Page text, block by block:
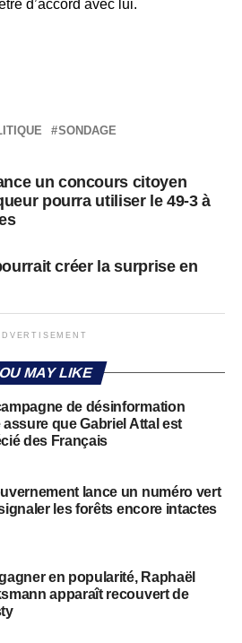
d’accord avec lui.
SONDAGE
un concours citoyen
pourra utiliser le 49-3 à
créer la surprise en
MAY LIKE
de désinformation
assure que Gabriel Attal est
des Français
lance un numéro vert
les forêts encore intactes
en popularité, Raphaël
apparaît recouvert de